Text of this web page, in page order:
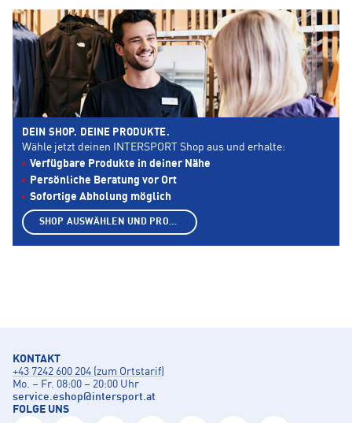
DEIN SHOP. DEINE PRODUKTE.
Wähle jetzt deinen INTERSPORT Shop aus und erhalte:
Verfügbare Produkte in deiner Nähe
Persönliche Beratung vor Ort
Sofortige Abholung möglich
SHOP AUSWÄHLEN UND PRODUKTE ANZEIGEN
KONTAKT
+43 7242 600 204 (zum Ortstarif)
Mo. – Fr. 08:00 – 20:00 Uhr
service.eshop@intersport.at
FOLGE UNS